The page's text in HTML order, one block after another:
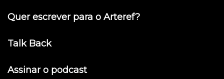
Quer escrever para o Arteref?
Talk Back
Assinar o podcast